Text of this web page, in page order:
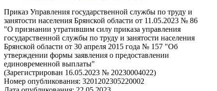
Приказ Управления государственной службы по труду и
занятости населения Брянской области от 11.05.2023 № 86
"О признании утратившим силу приказа управления
государственной службы по труду и занятости населения
Брянской области от 30 апреля 2015 года № 157 "Об
утверждении формы заявления о предоставлении
единовременной выплаты"
(Зарегистрирован 16.05.2023 № 20230004022)
Номер опубликования: 3201202305220002